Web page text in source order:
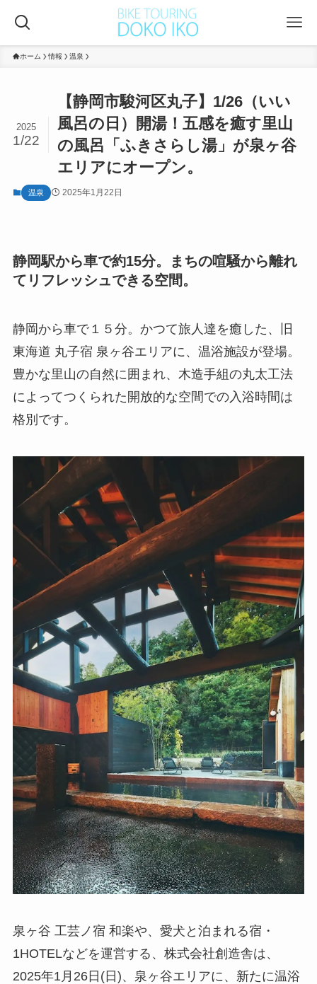
ホーム 情報 温泉
【静岡市駿河区丸子】1/26（いい
風呂の日）開湯！五感を癒す里山
の風呂「ふきさらし湯」が泉ヶ谷
エリアにオープン。
2025
1/22
温泉 2025年1月22日
静岡駅から車で約15分。まちの喧騒から離れ
てリフレッシュできる空間。
静岡から車で１５分。かつて旅人達を癒した、旧
東海道 丸子宿 泉ヶ谷エリアに、温浴施設が登場。
豊かな里山の自然に囲まれ、木造手組の丸太工法
によってつくられた開放的な空間での入浴時間は
格別です。
泉ヶ谷 工芸ノ宿 和楽や、愛犬と泊まれる宿・
1HOTELなどを運営する、株式会社創造舎は、
2025年1月26日(日)、泉ヶ谷エリアに、新たに温浴